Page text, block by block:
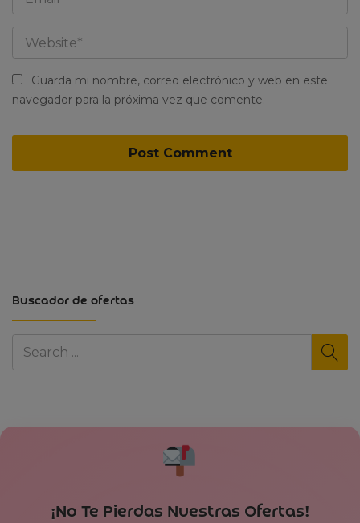
Buscador de ofertas
Guarda mi nombre, correo electrónico y web en este
navegador para la próxima vez que comente.
¡No Te Pierdas Nuestras Ofertas!